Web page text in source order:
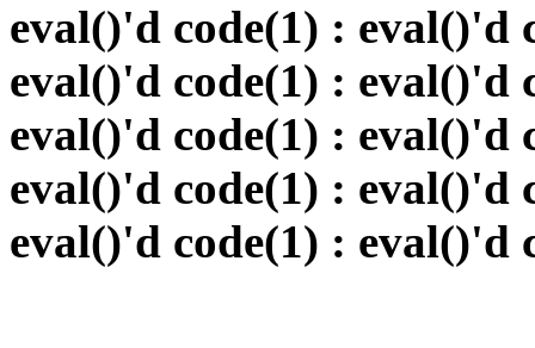
eval()'d code(1) : eval()'d
eval()'d code(1) : eval()'d
eval()'d code(1) : eval()'d
eval()'d code(1) : eval()'d
eval()'d code(1) : eval()'d